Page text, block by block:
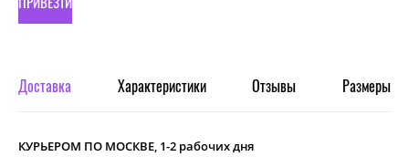
ЗАКАЗ
Доставка Характеристики Отзывы Размеры
КУРЬЕРОМ ПО МОСКВЕ, 1-2 рабочих дня